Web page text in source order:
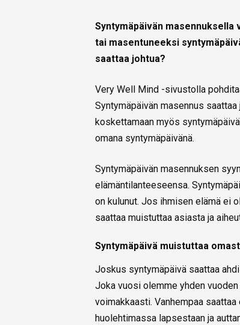
Syntymäpäivän
tai masentuneeksi
saattaa johtua?
Very Well Mind -sivustolla
Syntymäpäivän masennus
koskettamaan myös
omana syntymäpäivänä.
Syntymäpäivän masennuksen
elämäntilanteeseensa.
on kulunut. Jos ihmisen elämä ei
saattaa muistuttaa asiasta ja
Syntymäpäivä muistuttaa
Joskus syntymäpäivä saattaa
Joka vuosi olemme yhden
voimakkaasti. Vanhempaa
huolehtimassa lapsestaan ja